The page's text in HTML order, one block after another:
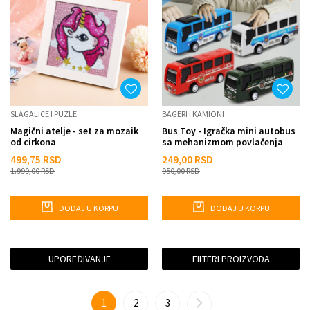
SLAGALICE I PUZLE
Magični atelje - set za mozaik
od cirkona
499,75 RSD
1.999,00RSD
DODAJ U KORPU
BAGERI I KAMIONI
Bus Toy - Igračka mini autobus
sa mehanizmom povlačenja
249,00 RSD
950,00RSD
DODAJ U KORPU
UPOREĐIVANJE FILTERI PROIZVODA
1 2 3